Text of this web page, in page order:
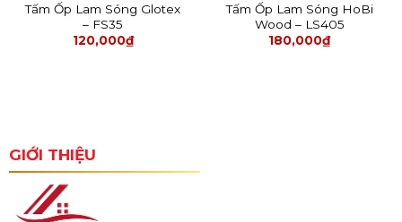
Tấm Ốp Lam Sóng Glotex
– FS35
120,000₫
Tấm Ốp Lam Sóng HoBi
Wood – LS405
180,000₫
GIỚI THIỆU